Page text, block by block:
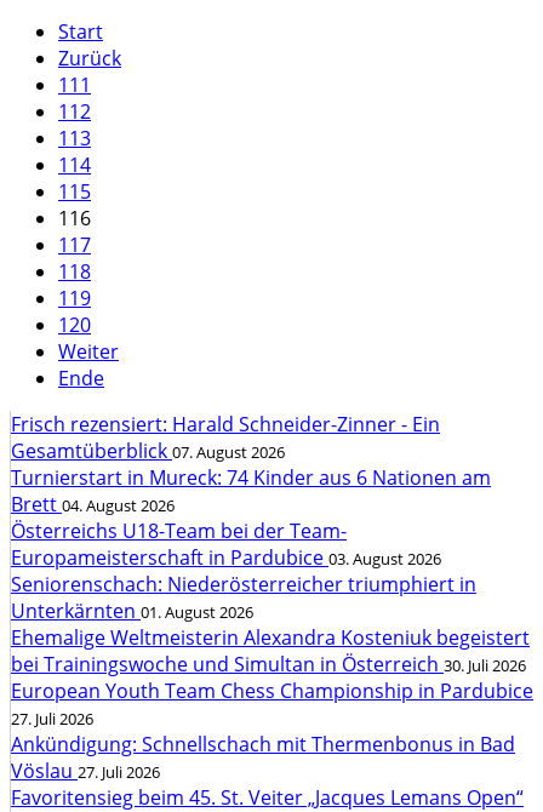
Start
Zurück
111
112
113
114
115
116
117
118
119
120
Weiter
Ende
Frisch rezensiert: Harald Schneider-Zinner - Ein
Gesamtüberblick 07. August 2026
Turnierstart in Mureck: 74 Kinder aus 6 Nationen am
Brett 04. August 2026
Österreichs U18-Team bei der Team-
Europameisterschaft in Pardubice 03. August 2026
Seniorenschach: Niederösterreicher triumphiert in
Unterkärnten 01. August 2026
Ehemalige Weltmeisterin Alexandra Kosteniuk begeistert
bei Trainingswoche und Simultan in Österreich 30. Juli 2026
European Youth Team Chess Championship in Pardubice
27. Juli 2026
Ankündigung: Schnellschach mit Thermenbonus in Bad
Vöslau 27. Juli 2026
Favoritensieg beim 45. St. Veiter „Jacques Lemans Open“